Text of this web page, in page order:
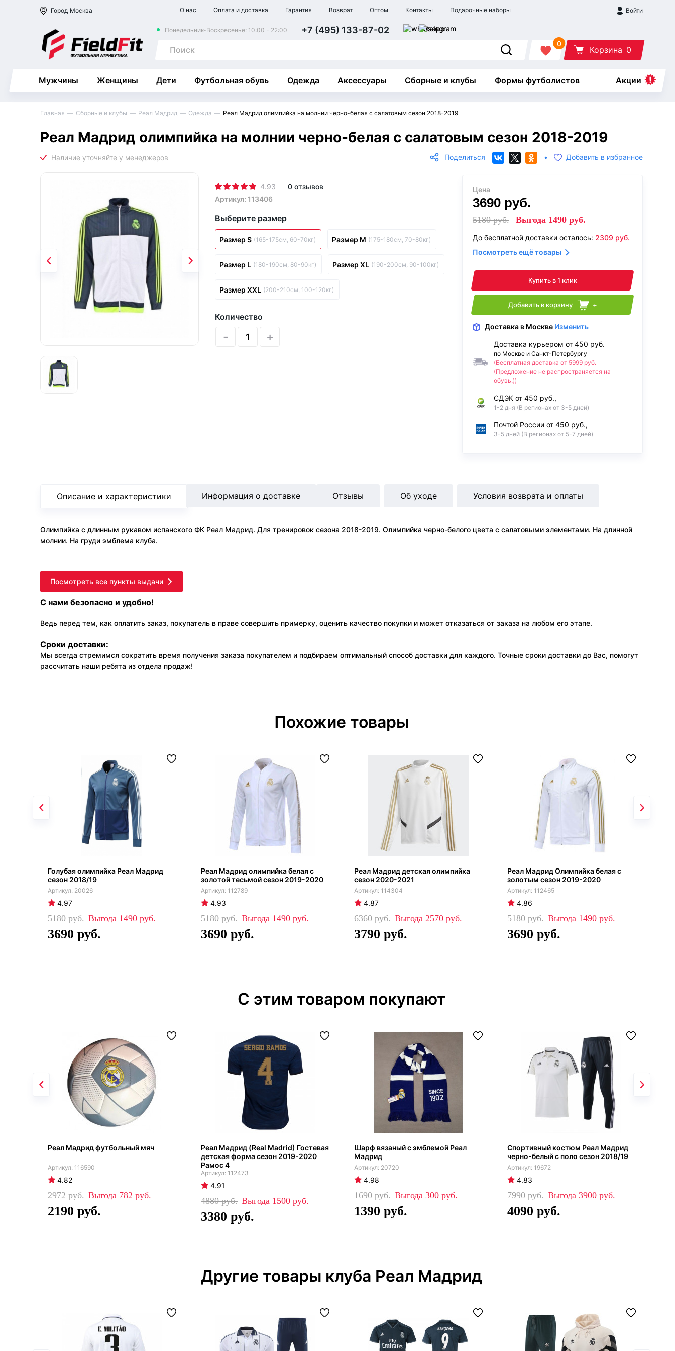
Город Москва О нас Оплата и доставка Гарантия Возврат Оптом Контакты Подарочные наборы Войти
Понедельник-Воскресенье: 10:00 - 22:00 +7 (495) 133-87-02
0
Корзина 0
Мужчины Женщины Дети Футбольная обувь Одежда Аксессуары Сборные и клубы Формы футболистов Акции
Главная Сборные и клубы Реал Мадрид Одежда Реал Мадрид олимпийка на молнии черно-белая с салатовым сезон 2018-2019
Реал Мадрид олимпийка на молнии черно-белая с салатовым сезон 2018-2019
Поделиться • Добавить в избранное
4.93
0 отзывов
Артикул: 113406
Выберите размер
Размер S (165-175см, 60-70кг) Размер M (175-180см, 70-80кг)
Размер L (180-190см, 80-90кг) Размер XL (190-200см, 90-100кг)
Размер XXL (200-210см, 100-120кг)
Количество
- +
Цена
3690 руб.
5180руб. Выгода 1490 руб.
До бесплатной доставки осталось: 2309 руб.
Посмотреть ещё товары
Купить в 1 клик
Добавить в корзину +
Доставка в Москве Изменить
Доставка курьером от 450 руб.
по Москве и Санкт-Петербургу
(Бесплатная доставка от 5999 руб.
(Предложение не распространяется на
обувь.))
СДЭК от 450 руб.,
1-2 дня (В регионах от 3-5 дней)
Почтой России от 450 руб.,
3-5 дней (В регионах от 5-7 дней)
Описание и характеристики
Олимпийка с длинным рукавом испанского ФК Реал Мадрид. Для тренировок сезона 2018-2019. Олимпийка черно-белого цвета с салатовыми элементами. На длинной
молнии. На груди эмблема клуба.
Информация о доставке Отзывы Об уходе Условия возврата и оплаты
Посмотреть все пункты выдачи
С нами безопасно и удобно!
Ведь перед тем, как оплатить заказ, покупатель в праве совершить примерку, оценить качество покупки и может отказаться от заказа на любом его этапе.
Сроки доставки:
Мы всегда стремимся сократить время получения заказа покупателем и подбираем оптимальный способ доставки для каждого. Точные сроки доставки до Вас, помогут
рассчитать наши ребята из отдела продаж!
Похожие товары
Голубая олимпийка Реал Мадрид
сезон 2018/19
20026
4.97
5180 1490
3690
Реал Мадрид олимпийка белая с
золотой тесьмой сезон 2019-2020
112789
4.93
5180 1490
3690
Реал Мадрид детская олимпийка
сезон 2020-2021
114304
4.87
6360 2570
3790
Реал Мадрид Олимпийка белая с
золотым сезон 2019-2020
112465
4.86
5180 1490
3690
С этим товаром покупают
Реал Мадрид футбольный мяч
116590
4.82
2972 782
2190
Реал Мадрид (Real Madrid) Гостевая
детская форма сезон 2019-2020
Рамос 4
112473
4.91
4880 1500
3380
Шарф вязаный с эмблемой Реал
Мадрид
20720
4.98
1690 300
1390
Спортивный костюм Реал Мадрид
черно-белый с поло сезон 2018/19
19672
4.83
7990 3900
4090
Другие товары клуба Реал Мадрид